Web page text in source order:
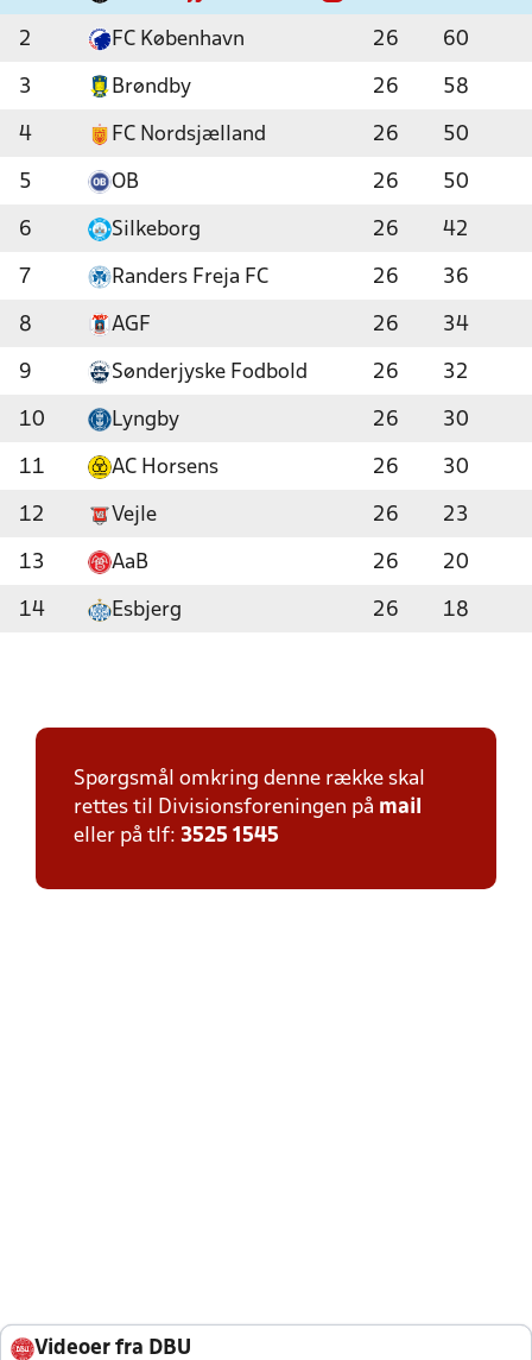
2 FC København 26 60
3 Brøndby 26 58
4 FC Nordsjælland 26 50
5 OB 26 50
6 Silkeborg 26 42
7 Randers Freja FC 26 36
8 AGF 26 34
9 Sønderjyske Fodbold 26 32
10 Lyngby 26 30
11 AC Horsens 26 30
12 Vejle 26 23
13 AaB 26 20
14 Esbjerg 26 18
Spørgsmål omkring denne række skal
rettes til Divisionsforeningen på mail
eller på tlf: 3525 1545
Videoer fra DBU